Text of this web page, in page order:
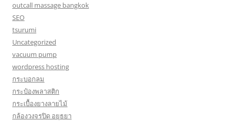
outcall massage bangkok
SEO
tsurumi
Uncategorized
vacuum pump
wordpress hosting
กระบอกลม
กระป๋องพลาสติก
กระเบื้องยางลายไม้
กล้องวงจรปิด อยุธยา